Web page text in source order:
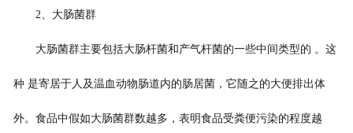
2、大肠菌群
大肠菌群主要包括大肠杆菌和产气杆菌的一些中间类型的 。这
种 是寄居于人及温血动物肠道内的肠居菌，它随之的大便排出体
外。食品中假如大肠菌群数越多，表明食品受粪便污染的程度越